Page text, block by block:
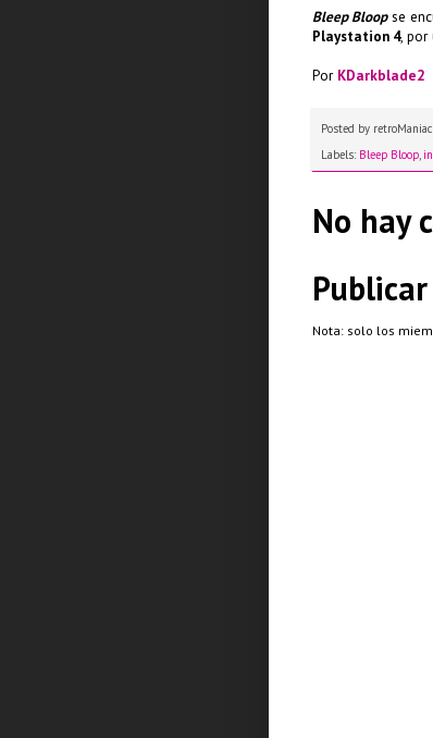
Bleep Bloopse
Playstation 4, por
Por KDarkblade2
Posted by retroManiac
Labels: Bleep Bloop,
No hay
Nota: solo los